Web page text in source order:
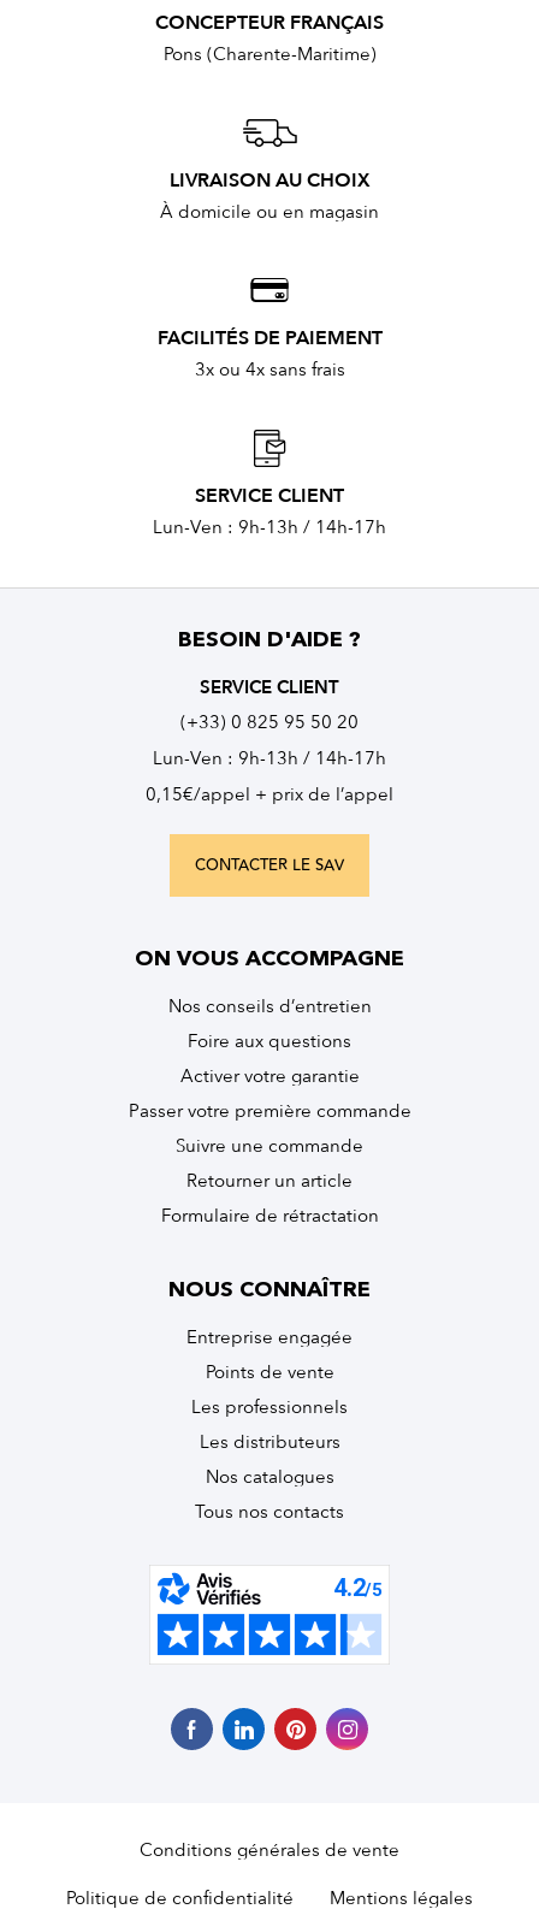
CONCEPTEUR FRANÇAIS
Pons (Charente-Maritime)
LIVRAISON AU CHOIX
À domicile ou en magasin
FACILITÉS DE PAIEMENT
3x ou 4x sans frais
SERVICE CLIENT
Lun-Ven : 9h-13h / 14h-17h
BESOIN D'AIDE ?
SERVICE CLIENT
(+33) 0 825 95 50 20
Lun-Ven : 9h-13h / 14h-17h
0,15€/appel + prix de l’appel
CONTACTER LE SAV
ON VOUS ACCOMPAGNE
Nos conseils d’entretien
Foire aux questions
Activer votre garantie
Passer votre première commande
Suivre une commande
Retourner un article
Formulaire de rétractation
NOUS CONNAÎTRE
Entreprise engagée
Points de vente
Les professionnels
Les distributeurs
Nos catalogues
Tous nos contacts
Conditions générales de vente
Politique de confidentialité Mentions légales